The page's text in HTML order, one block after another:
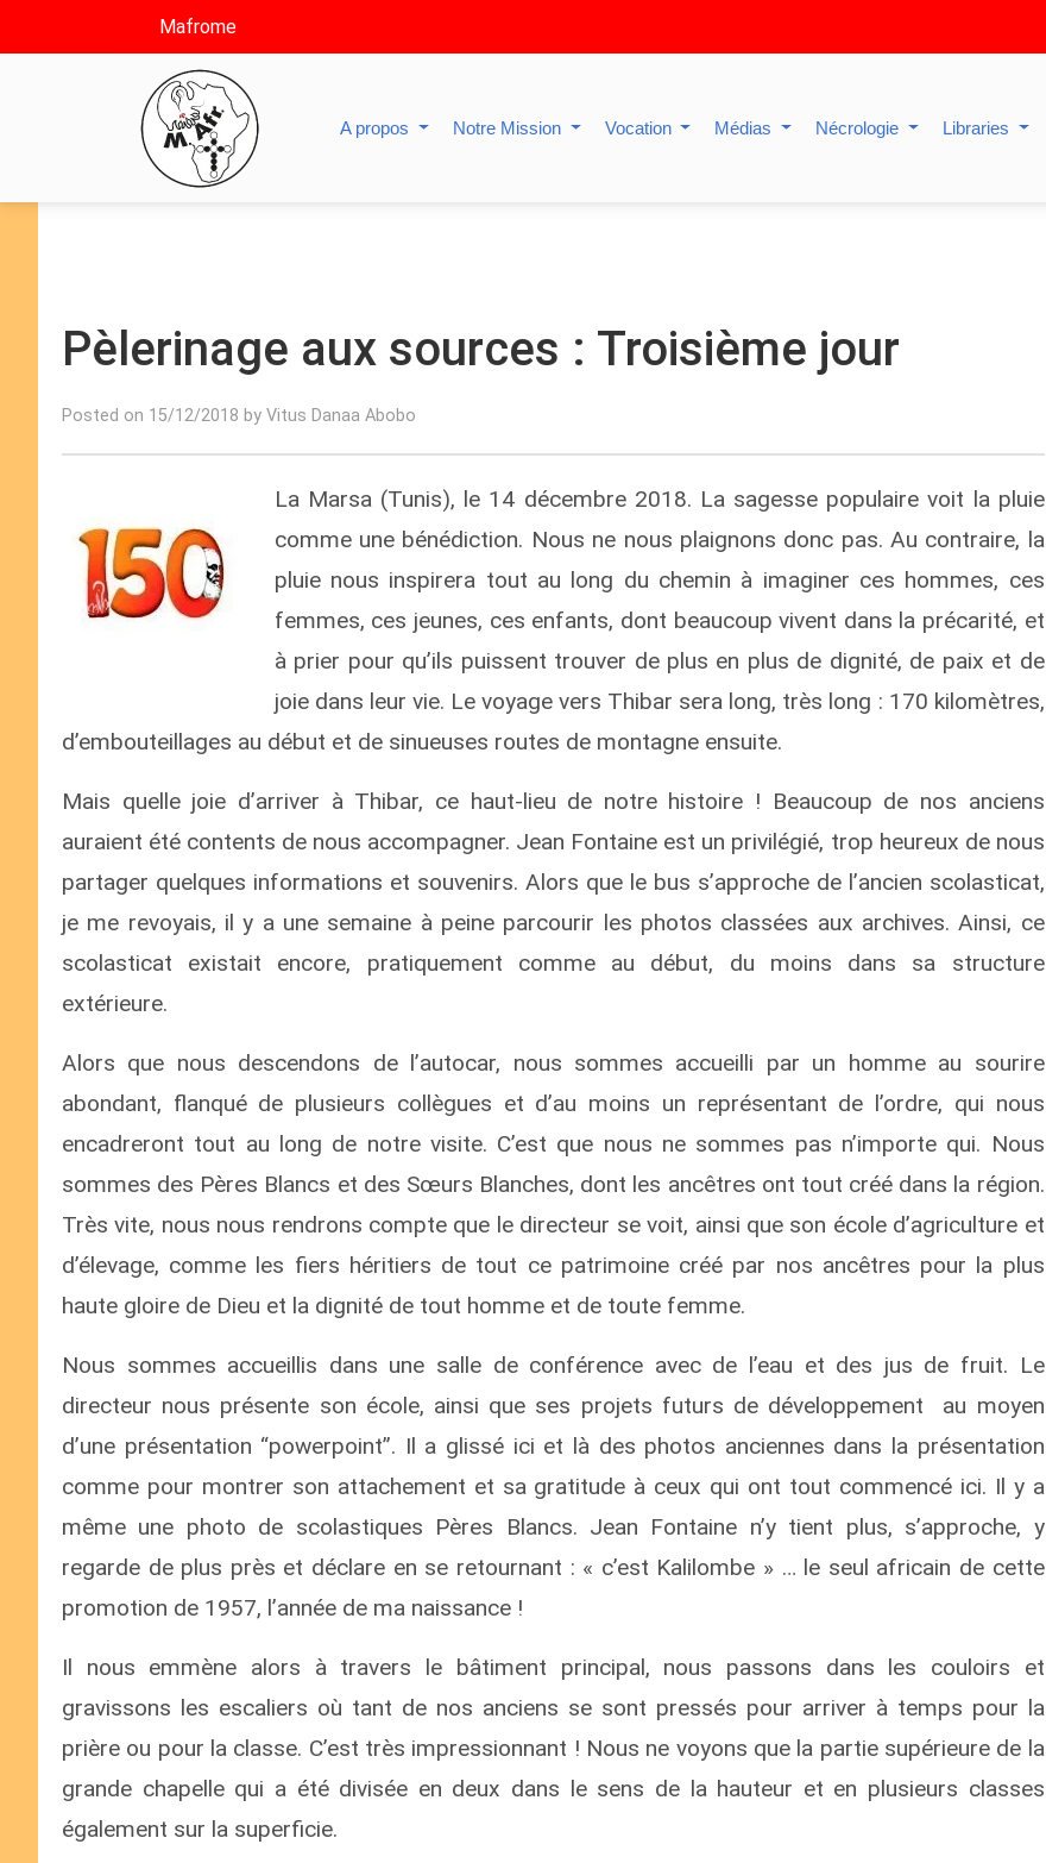
Mafrome
A propos Notre Mission Vocation Médias Nécrologie Libraries
Pèlerinage aux sources : Troisième jour
Posted on 15/12/2018 by Vitus Danaa Abobo
La Marsa (Tunis), le 14 décembre 2018. La sagesse populaire voit la pluie
comme une bénédiction. Nous ne nous plaignons donc pas. Au contraire, la
pluie nous inspirera tout au long du chemin à imaginer ces hommes, ces
femmes, ces jeunes, ces enfants, dont beaucoup vivent dans la précarité, et
à prier pour qu’ils puissent trouver de plus en plus de dignité, de paix et de
joie dans leur vie. Le voyage vers Thibar sera long, très long : 170 kilomètres,
d’embouteillages au début et de sinueuses routes de montagne ensuite.
Mais quelle joie d’arriver à Thibar, ce haut-lieu de notre histoire ! Beaucoup de nos anciens
auraient été contents de nous accompagner. Jean Fontaine est un privilégié, trop heureux de nous
partager quelques informations et souvenirs. Alors que le bus s’approche de l’ancien scolasticat,
je me revoyais, il y a une semaine à peine parcourir les photos classées aux archives. Ainsi, ce
scolasticat existait encore, pratiquement comme au début, du moins dans sa structure
extérieure.
Alors que nous descendons de l’autocar, nous sommes accueilli par un homme au sourire
abondant, flanqué de plusieurs collègues et d’au moins un représentant de l’ordre, qui nous
encadreront tout au long de notre visite. C’est que nous ne sommes pas n’importe qui. Nous
sommes des Pères Blancs et des Sœurs Blanches, dont les ancêtres ont tout créé dans la région.
Très vite, nous nous rendrons compte que le directeur se voit, ainsi que son école d’agriculture et
d’élevage, comme les fiers héritiers de tout ce patrimoine créé par nos ancêtres pour la plus
haute gloire de Dieu et la dignité de tout homme et de toute femme.
Nous sommes accueillis dans une salle de conférence avec de l’eau et des jus de fruit. Le
directeur nous présente son école, ainsi que ses projets futurs de développement au moyen
d’une présentation “powerpoint”. Il a glissé ici et là des photos anciennes dans la présentation
comme pour montrer son attachement et sa gratitude à ceux qui ont tout commencé ici. Il y a
même une photo de scolastiques Pères Blancs. Jean Fontaine n’y tient plus, s’approche, y
regarde de plus près et déclare en se retournant : « c’est Kalilombe » … le seul africain de cette
promotion de 1957, l’année de ma naissance !
Il nous emmène alors à travers le bâtiment principal, nous passons dans les couloirs et
gravissons les escaliers où tant de nos anciens se sont pressés pour arriver à temps pour la
prière ou pour la classe. C’est très impressionnant ! Nous ne voyons que la partie supérieure de la
grande chapelle qui a été divisée en deux dans le sens de la hauteur et en plusieurs classes
également sur la superficie.